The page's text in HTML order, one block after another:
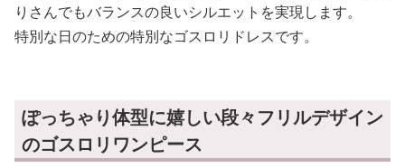
りさんでもバランスの良いシルエットを実現します。
特別な日のための特別なゴスロリドレスです。
ぽっちゃり体型に嬉しい段々フリルデザイン
のゴスロリワンピース